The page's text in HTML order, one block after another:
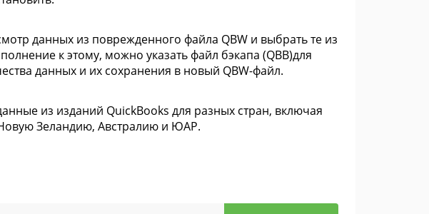
данных из поврежденного файла QBW и выбрать те из
к этому, можно указать файл бэкапа (QBB)для
данных и их сохранения в новый QBW-файл.
из изданий QuickBooks для разных стран, включая
Зеландию, Австралию и ЮАР.